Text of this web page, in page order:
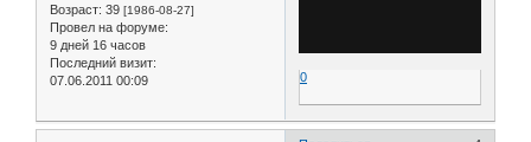
Возраст: 39 [1986-08-27]
Провел на форуме:
9 дней 16 часов
Последний визит:
07.06.2011 00:09
0